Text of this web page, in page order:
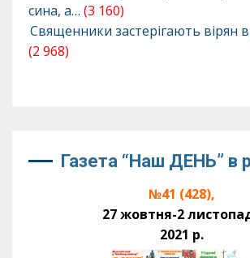
сина, а… (3 160)
Священники застерігають вірян
(2 968)
Газета “Наш ДЕНЬ” в
№41 (428),
27 жовтня-2
2021 р.